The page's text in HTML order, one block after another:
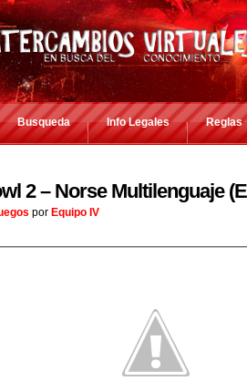
Busqueda Info Legales Reglas
2 – Norse Multilenguaje
por Equipo IV